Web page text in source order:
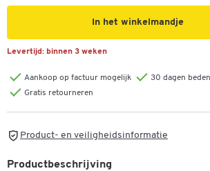
In het winkelmandje
Levertijd: binnen 3 weken
Aankoop op factuur mogelijk
30 dagen
Gratis retourneren
Product- en veiligheidsinformatie
Productbeschrijving